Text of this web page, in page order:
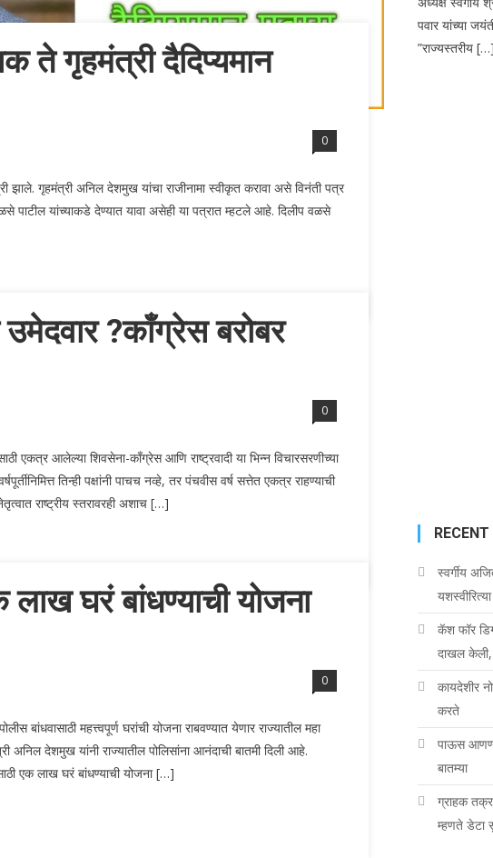
ते गृहमंत्री दैदिप्यमान
0
गृहमंत्री अनिल देशमुख यांचा राजीनामा स्वीकृत करावा असे विनंती पत्र
पाटील यांच्याकडे देण्यात यावा असेही या पत्रात म्हटले आहे. दिलीप वळसे
?काँग्रेस बरोबर
0
एकत्र आलेल्या शिवसेना-काँग्रेस आणि राष्ट्रवादी या भिन्न विचारसरणीच्या
तिन्ही पक्षांनी पाचच नव्हे, तर पंचवीस वर्ष सत्तेत एकत्र राहण्याची
राष्ट्रीय स्तरावरही अशाच […]
लाख घरं बांधण्याची योजना
0
बांधवासाठी महत्त्वपूर्ण घरांची योजना राबवण्यात येणार राज्यातील महा
अनिल देशमुख यांनी राज्यातील पोलिसांना आनंदाची बातमी दिली आहे.
एक लाख घरं बांधण्याची योजना […]
पवार यांच्या
”राज्यस्तरीय […]
स्वर्गीय
कॅश फॉर
दाखल केली,
कायदेशीर
करते
पाऊस
बातम्या
ग्राहक
म्हणते डेटा